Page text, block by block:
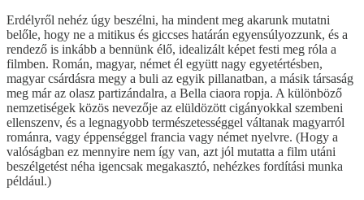
Erdélyről nehéz úgy beszélni, ha mindent meg akarunk mutatni
belőle, hogy ne a mitikus és giccses határán egyensúlyozzunk, és a
rendező is inkább a bennünk élő, idealizált képet festi meg róla a
filmben. Román, magyar, német él együtt nagy egyetértésben,
magyar csárdásra megy a buli az egyik pillanatban, a másik társaság
meg már az olasz partizándalra, a Bella ciaora ropja. A különböző
nemzetiségek közös nevezője az elüldözött cigányokkal szembeni
ellenszenv, és a legnagyobb természetességgel váltanak magyarról
románra, vagy éppenséggel francia vagy német nyelvre. (Hogy a
valóságban ez mennyire nem így van, azt jól mutatta a film utáni
beszélgetést néha igencsak megakasztó, nehézkes fordítási munka
például.)